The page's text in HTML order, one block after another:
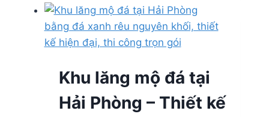
Khu lăng mộ đá tại
Hải Phòng – Thiết kế